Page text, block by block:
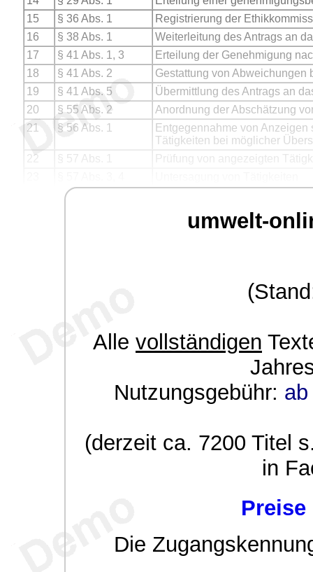
15
§ 36 Abs. 1
Registrierung der
16
§ 38 Abs. 1
Weiterleitung des Antrags an
17
§ 41 Abs. 1, 3
Erteilung der Genehmigung
18
§ 41 Abs. 2
Gestattung von Abweichungen
19
§ 41 Abs. 5
Übermittlung des Antrags an
20
§ 55 Abs. 2
Anordnung der Abschätzung
21
§ 56 Abs. 1
Entgegennahme von
Tätigkeiten bei möglicher
22
§ 57 Abs. 1
Prüfung von angezeigten
umwelt-
Alle vollständigen
Nutzungsgebühr:
(derzeit ca. 7200 Titel
in
Die